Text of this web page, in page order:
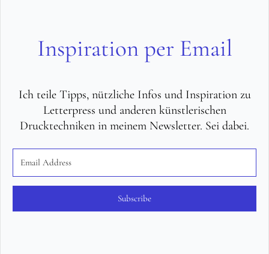
Inspiration per Email
Ich teile Tipps, nützliche Infos und Inspiration zu
Letterpress und anderen künstlerischen
Drucktechniken in meinem Newsletter. Sei dabei.
Subscribe